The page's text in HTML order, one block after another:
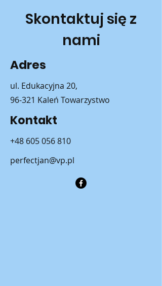
Skontaktuj się z
nami
Adres
ul. Edukacyjna 20,
96-321 Kaleń Towarzystwo
Kontakt
+48 605 056 810
perfectjan@vp.pl